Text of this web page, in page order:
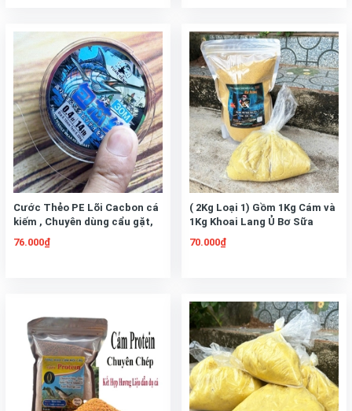
Cước Thẻo PE Lõi Cacbon cá
kiếm , Chuyên dùng cẩu gặt,
săn hàng, Chịu Tải Cao( Cuộn
76.000₫
( 2Kg Loại 1) Gồm 1Kg Cám và
1Kg Khoai Lang Ủ Bơ Sữa
Dùng Câu Chép Trôi Mè,
Trắm, Rô Phi.. Cực Nhạy
70.000₫